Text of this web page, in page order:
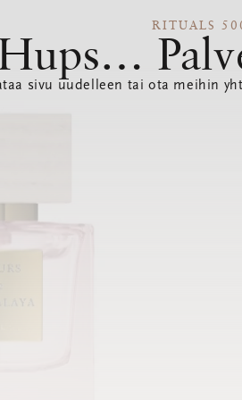
RITUALS
sivu uudelleen tai ota meihin